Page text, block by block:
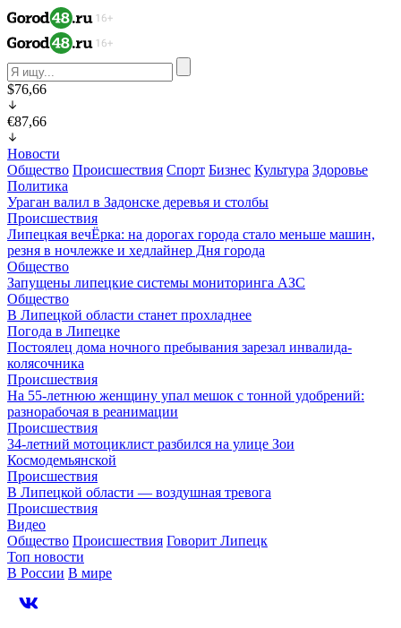
$76,66
€87,66
Новости
Общество Происшествия Спорт Бизнес Культура Здоровье
Политика
Ураган валил в Задонске деревья и столбы
Происшествия
Липецкая вечЁрка: на дорогах города стало меньше машин,
резня в ночлежке и хедлайнер Дня города
Общество
Запущены липецкие системы мониторинга АЗС
Общество
В Липецкой области станет прохладнее
Погода в Липецке
Постоялец дома ночного пребывания зарезал инвалида-
колясочника
Происшествия
На 55-летнюю женщину упал мешок с тонной удобрений:
разнорабочая в реанимации
Происшествия
34-летний мотоциклист разбился на улице Зои
Космодемьянской
Происшествия
В Липецкой области — воздушная тревога
Происшествия
Видео
Общество Происшествия Говорит Липецк
Топ новости
В России В мире